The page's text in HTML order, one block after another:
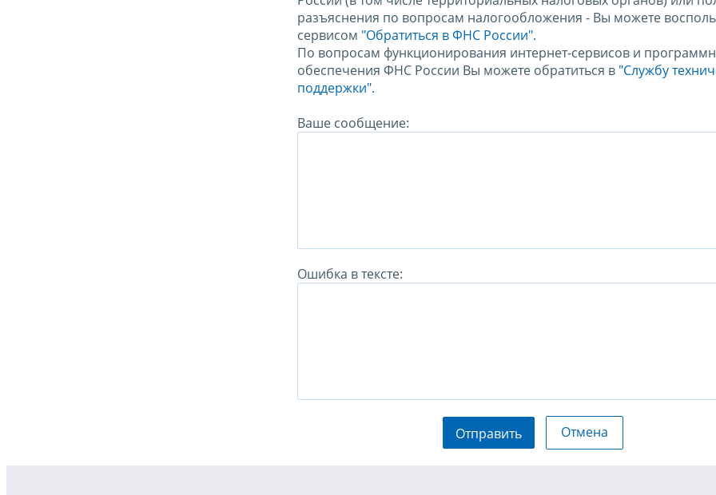
разъяснения по вопросам налогообложения - Вы можете
сервисом "Обратиться в ФНС России".
По вопросам функционирования интернет-сервисов и
обеспечения ФНС России Вы можете обратиться в "Службу
поддержки".
Ваше сообщение:
Ошибка в тексте:
Отправить Отмена